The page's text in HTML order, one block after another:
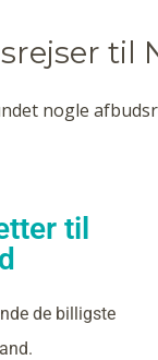
til
nogle
til
de billigste